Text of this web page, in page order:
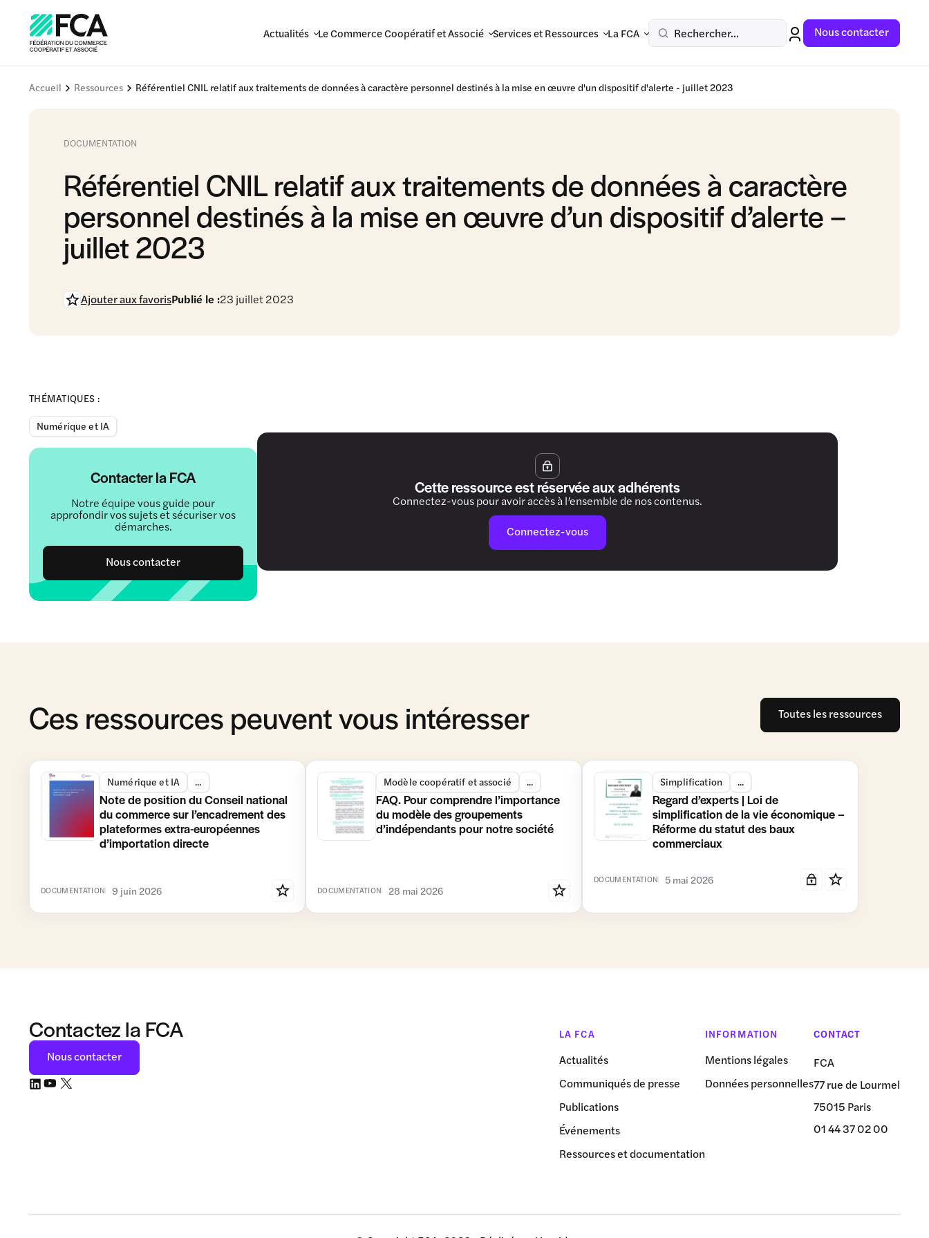
Actualités Le Commerce Coopératif et Associé Services et Ressources La FCA Rechercher... Nous contacter
Accueil Ressources Référentiel CNIL relatif aux traitements de données à caractère personnel destinés à la mise en œuvre d'un dispositif d'alerte - juillet 2023
DOCUMENTATION
Référentiel CNIL relatif aux traitements de données à caractère
personnel destinés à la mise en œuvre d’un dispositif d’alerte –
juillet 2023
Ajouter aux favorisPublié le :23 juillet 2023
THÉMATIQUES :
Numérique et IA
Contacter la FCA
Notre équipe vous guide pour
approfondir vos sujets et sécuriser vos
démarches.
Nous contacter
Cette ressource est réservée aux adhérents
Connectez-vous pour avoir accès à l’ensemble de nos contenus.
Connectez-vous
Ces ressources peuvent vous intéresser Toutes les ressources
Numérique et IA ...
Note de position du Conseil national
du commerce sur l’encadrement des
plateformes extra-européennes
d’importation directe
DOCUMENTATION 9 juin 2026
Modèle coopératif et associé ...
FAQ. Pour comprendre l’importance
du modèle des groupements
d’indépendants pour notre société
DOCUMENTATION 28 mai 2026
Simplification ...
Regard d’experts | Loi de
simplification de la vie économique –
Réforme du statut des baux
commerciaux
DOCUMENTATION 5 mai 2026
Contactez la FCA
Nous contacter
LA FCA
Actualités
Communiqués de presse
Publications
Événements
Ressources et documentation
INFORMATION
Mentions légales
Données personnelles
CONTACT
FCA
77 rue de Lourmel
75015 Paris
01 44 37 02 00